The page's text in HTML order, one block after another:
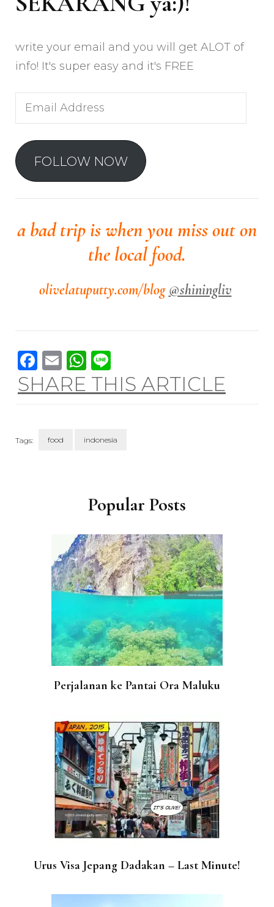
write your email and you will get ALOT of
info! It's super easy and it's FREE
Email
Address
FOLLOW NOW
a bad trip is when you miss out on
the local food.
olivelatuputty.com/blog @shiningliv
Facebook
EmailWhatsApp
SHARE THIS ARTICLE
Tags: food indonesia
Popular Posts
Perjalanan ke Pantai Ora Maluku
Urus Visa Jepang Dadakan – Last Minute!